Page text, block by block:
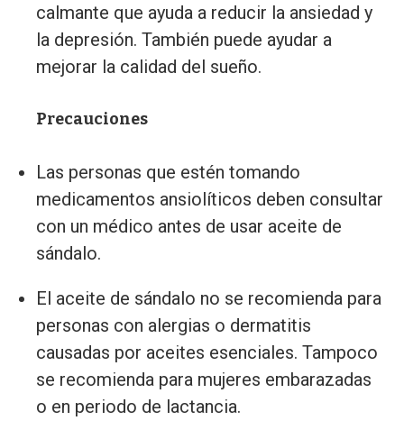
calmante que ayuda a reducir la ansiedad y
la depresión. También puede ayudar a
mejorar la calidad del sueño.
Precauciones
Las personas que estén tomando
medicamentos ansiolíticos deben consultar
con un médico antes de usar aceite de
sándalo.
El aceite de sándalo no se recomienda para
personas con alergias o dermatitis
causadas por aceites esenciales. Tampoco
se recomienda para mujeres embarazadas
o en periodo de lactancia.